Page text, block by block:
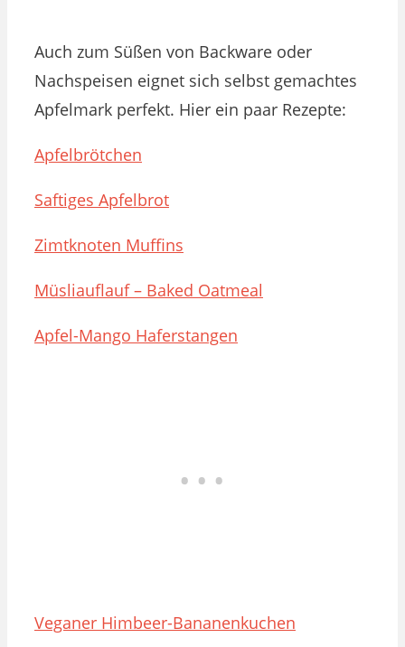
Auch zum Süßen von Backware oder
Nachspeisen eignet sich selbst gemachtes
Apfelmark perfekt. Hier ein paar Rezepte:
Apfelbrötchen
Saftiges Apfelbrot
Zimtknoten Muffins
Müsliauflauf – Baked Oatmeal
Apfel-Mango Haferstangen
Veganer Himbeer-Bananenkuchen